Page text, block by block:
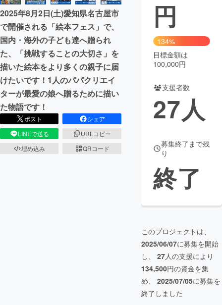
まちづくり・地域活性化
CAMPFIRE for Social Good
CAMPFIRE Creation
CAMPFIREふるさと納税machi-ya コミュニティ
2025年8月2日(土)愛知県名古屋市
で開催される「絵本フェス」で、
国内・海外の子ども達へ贈られ
た、「挑戦することの大切さ」を
描いた絵本をより多くの親子に届
けたいです！1人のパパクリエイ
ターが最愛の娘へ贈るために描い
た物語です！
ポスト
シェア
LINEで送る
URLコピー
埋め込み
QRコード
円
134%
目標金額は
100,000円
支援者数
27人
募集終了まで残
り
終了
このプロジェクトは、
2025/06/07に募集を開始
し、 27人の支援により
134,500円の資金を集
め、 2025/07/05に募集を
終了しました